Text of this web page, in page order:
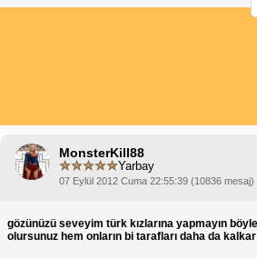
MonsterKill88
Yarbay
07 Eylül 2012 Cuma 22:55:39 (10836 mesaj)
gözünüzü seveyim türk kızlarına yapmayın
olursunuz hem onların bi tarafları daha da kalkar